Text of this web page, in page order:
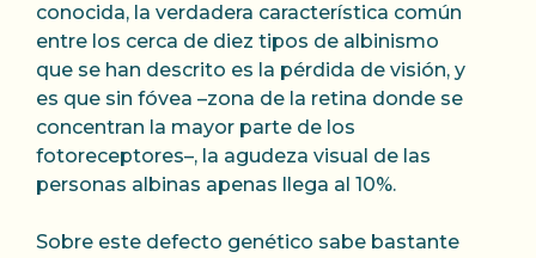
conocida, la verdadera característica común
entre los cerca de diez tipos de albinismo
que se han descrito es la pérdida de visión, y
es que sin fóvea –zona de la retina donde se
concentran la mayor parte de los
fotoreceptores–, la agudeza visual de las
personas albinas apenas llega al 10%.
Sobre este defecto genético sabe bastante